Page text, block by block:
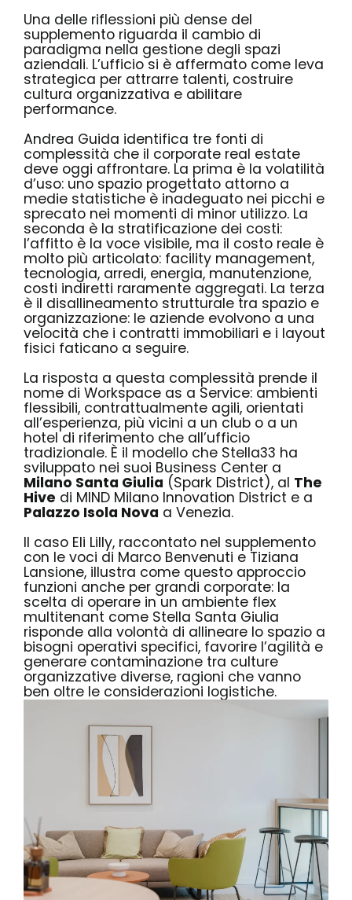
Una delle riflessioni più dense del
supplemento riguarda il cambio di
paradigma nella gestione degli spazi
aziendali. L’ufficio si è affermato come leva
strategica per attrarre talenti, costruire
cultura organizzativa e abilitare
performance.
Andrea Guida identifica tre fonti di
complessità che il corporate real estate
deve oggi affrontare. La prima è la volatilità
d’uso: uno spazio progettato attorno a
medie statistiche è inadeguato nei picchi e
sprecato nei momenti di minor utilizzo. La
seconda è la stratificazione dei costi:
l’affitto è la voce visibile, ma il costo reale è
molto più articolato: facility management,
tecnologia, arredi, energia, manutenzione,
costi indiretti raramente aggregati. La terza
è il disallineamento strutturale tra spazio e
organizzazione: le aziende evolvono a una
velocità che i contratti immobiliari e i layout
fisici faticano a seguire.
La risposta a questa complessità prende il
nome di Workspace as a Service: ambienti
flessibili, contrattualmente agili, orientati
all’esperienza, più vicini a un club o a un
hotel di riferimento che all’ufficio
tradizionale. È il modello che Stella33 ha
sviluppato nei suoi Business Center a
Milano Santa Giulia (Spark District), al The
Hive di MIND Milano Innovation District e a
Palazzo Isola Nova a Venezia.
Il caso Eli Lilly, raccontato nel supplemento
con le voci di Marco Benvenuti e Tiziana
Lansione, illustra come questo approccio
funzioni anche per grandi corporate: la
scelta di operare in un ambiente flex
multitenant come Stella Santa Giulia
risponde alla volontà di allineare lo spazio a
bisogni operativi specifici, favorire l’agilità e
generare contaminazione tra culture
organizzative diverse, ragioni che vanno
ben oltre le considerazioni logistiche.